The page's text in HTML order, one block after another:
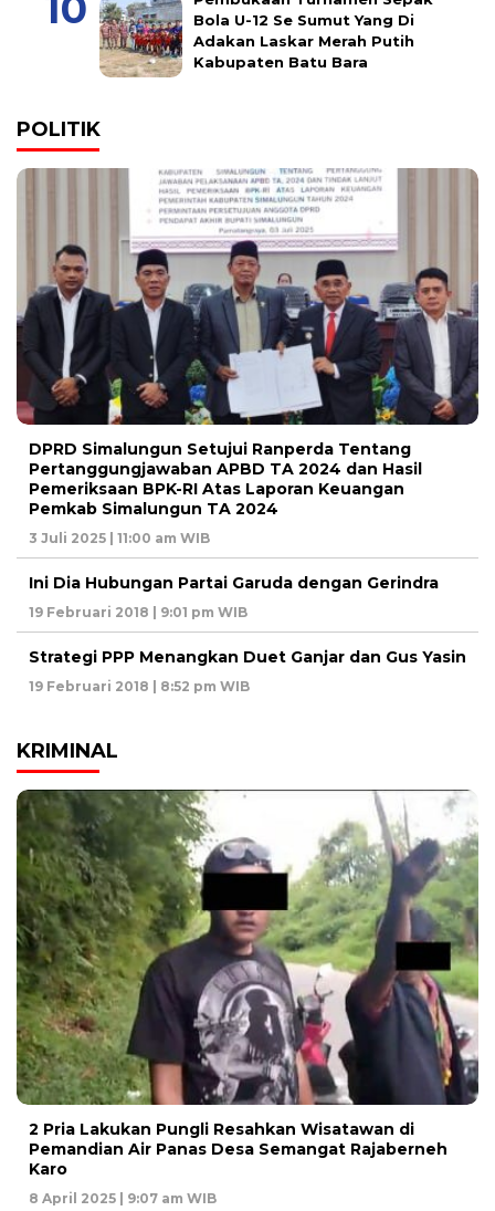
Bola U-12 Se Sumut Yang Di
Adakan Laskar Merah Putih
Kabupaten Batu Bara
POLITIK
DPRD Simalungun Setujui Ranperda Tentang
Pertanggungjawaban APBD TA 2024 dan Hasil
Pemeriksaan BPK-RI Atas Laporan Keuangan
Pemkab Simalungun TA 2024
3 Juli 2025 | 11:00 am WIB
Ini Dia Hubungan Partai Garuda dengan Gerindra
19 Februari 2018 | 9:01 pm WIB
Strategi PPP Menangkan Duet Ganjar dan Gus Yasin
19 Februari 2018 | 8:52 pm WIB
KRIMINAL
2 Pria Lakukan Pungli Resahkan Wisatawan di
Pemandian Air Panas Desa Semangat Rajaberneh
Karo
8 April 2025 | 9:07 am WIB